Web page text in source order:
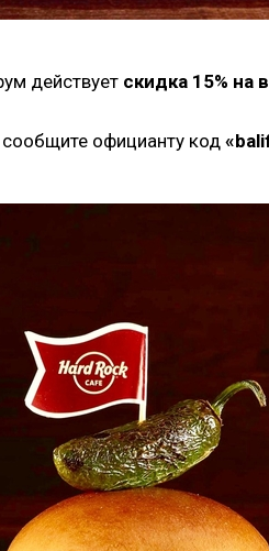
действует скидка 15% на
официанту код